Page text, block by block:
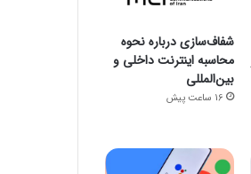
شفاف‌سازی درباره نحوه
محاسبه اینترنت داخلی و
بین‌المللی
16 ساعت پیش